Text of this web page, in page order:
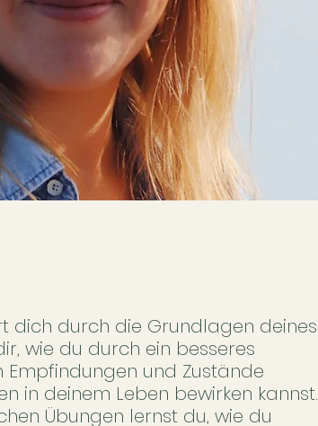
dich durch die Grundlagen deines
wie du durch ein besseres
und Zustände
in deinem Leben bewirken kannst.
Übungen lernst du, wie du